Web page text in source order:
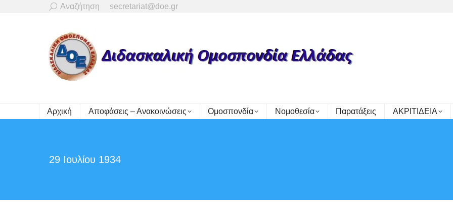
Search:
Αναζήτηση secretariat@doe.gr
Αρχική Αποφάσεις – Ανακοινώσεις Ομοσπονδία Νομοθεσία Παρατάξεις ΑΚΡΙΤΙΔΕΙΑ
29 Ιουλίου 1934